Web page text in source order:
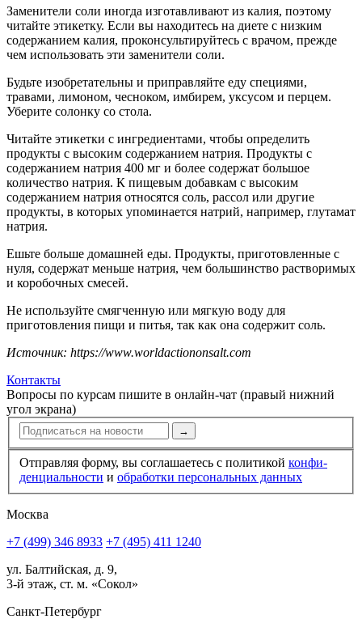
Заменители соли иногда изготавливают из калия, поэтому
читайте этикетку. Если вы находитесь на диете с низким
содержанием калия, проконсультируйтесь с врачом, прежде
чем использова­ть эти заменители соли.
Будьте изобретательны и приправляйте еду специями,
травами, лимоном, чесноком, имбирем, уксусом и перцем.
Уберите солонку со стола.
Читайте этикетки с ингредиентами, чтобы определить
продукты с высоким содержанием натрия. Продукты с
содержанием натрия 400 мг и более содержат большое
количество натрия. К пищевым добавкам с высоким
содержанием натрия относятся соль, рассол или другие
продукты, в которых упоминается натрий, например, глутамат
натрия.
Ешьте больше домашней еды. Продукты, приготовленные с
нуля, содержат меньше натрия, чем большинство растворимых
и коробочных смесей.
Не используйте смягченную или мягкую воду для
приготовления пищи и питья, так как она содержит соль.
Источник: https://www.worldactiononsalt.com
Контакты
Вопросы по курсам пишите в онлайн-чат (правый нижний
угол экрана)
→
Отправляя форму, вы соглашаетесь с политикой конфи­
ден­циальности и обработки персональных данных
Москва
+7 (499) 346 8933 +7 (495) 411 1240
ул. Балтийская, д. 9,
3-й этаж, ст. м. «Сокол»
Санкт-Петербург